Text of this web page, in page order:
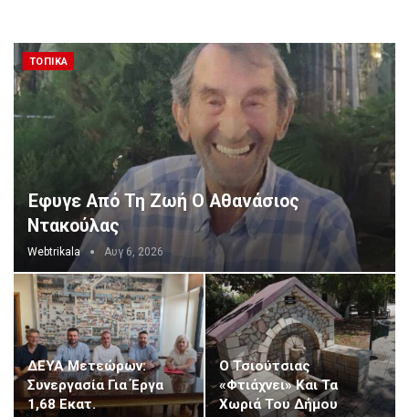
ΤΟΠΙΚΆ
Έφυγε Από Τη Ζωή Ο Αθανάσιος
Ντακούλας
Webtrikala Αυγ 6, 2026
ΔΕΥΑ Μετεώρων:
Συνεργασία Για Έργα
1,68 Εκατ.
Ο Τσιούτσιας
«φτιάχνει» Και Τα
Χωριά Του Δήμου